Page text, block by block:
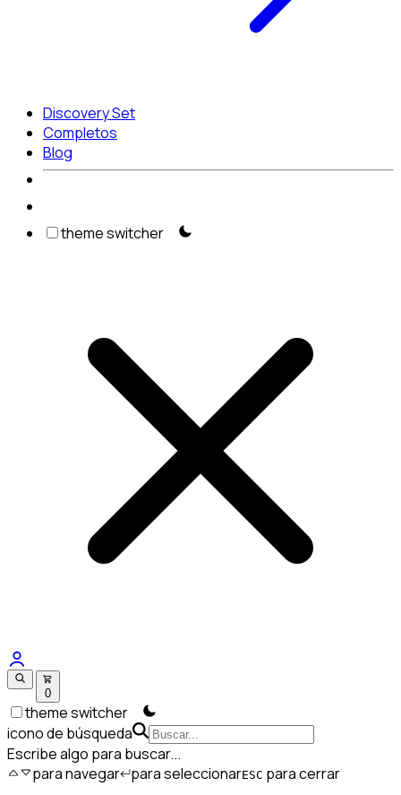
Discovery Set
Completos
Blog
theme switcher
0
theme switcher
icono de búsqueda
Escribe algo para buscar...
para navegar para seleccionarESC para cerrar